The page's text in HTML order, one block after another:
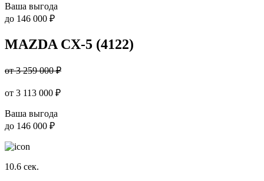
Ваша выгода
до 146 000 ₽
MAZDA CX-5 (4122)
от 3 259 000 ₽
от 3 113 000 ₽
Ваша выгода
до 146 000 ₽
10.6 сек.